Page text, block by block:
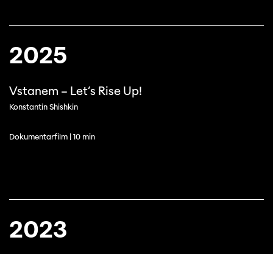
2025
Vstanem – Let’s Rise Up!
Konstantin Shishkin
Dokumentarfilm | 10 min
2023